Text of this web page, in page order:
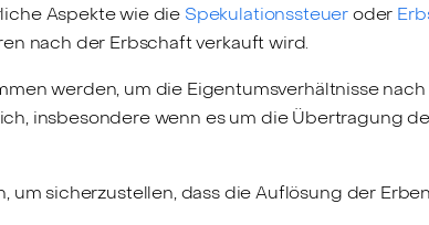
Aspekte wie die Spekulationssteueroder
nach der Erbschaft verkauft wird.
werden, um die Eigentumsverhältnisse
insbesondere wenn es um die Übertragung
um sicherzustellen, dass die Auflösung der